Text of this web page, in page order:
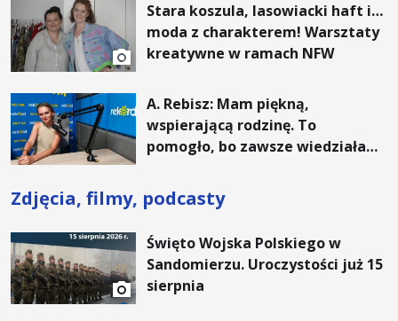
Stara koszula, lasowiacki haft i…
moda z charakterem! Warsztaty
kreatywne w ramach NFW
A. Rebisz: Mam piękną,
wspierającą rodzinę. To
pomogło, bo zawsze wiedziałam,
najważniejsza
Zdjęcia, filmy, podcasty
Święto Wojska Polskiego w
Sandomierzu. Uroczystości już 15
sierpnia